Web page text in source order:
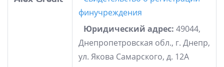
финучреждения
Юридический адрес: 49044,
Днепропетровская обл., г. Днепр,
ул. Якова Самарского, д. 12А